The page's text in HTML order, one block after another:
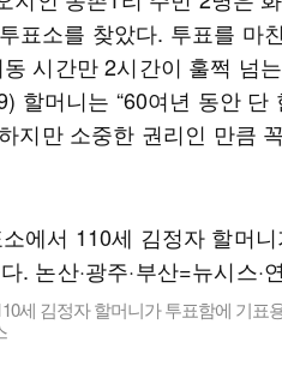
표소를 찾았다. 투표를 마
시간만 2시간이 훌쩍 넘
할머니는 “60여년 동안 단
지만 소중한 권리인 만큼
세 김정자 할머니가 투표함에 기표